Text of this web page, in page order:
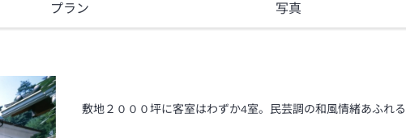
プラン 写真
敷地２０００坪に客室はわずか4室。民芸調の和風情緒あふれ